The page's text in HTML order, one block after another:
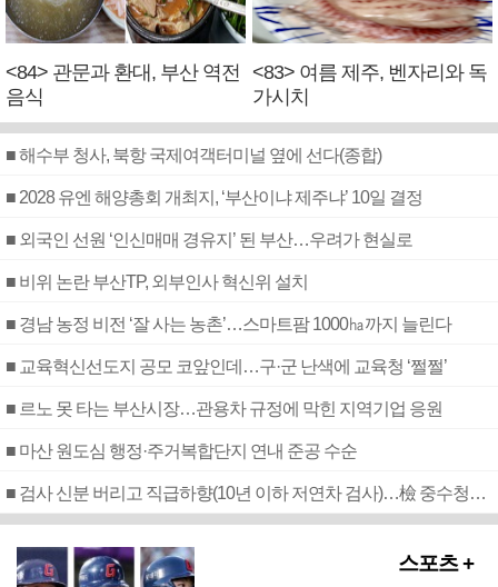
<84> 관문과 환대, 부산 역전
음식
<83> 여름 제주, 벤자리와 독
가시치
■ 해수부 청사, 북항 국제여객터미널 옆에 선다(종합)
■ 2028 유엔 해양총회 개최지, ‘부산이냐 제주냐’ 10일 결정
■ 외국인 선원 ‘인신매매 경유지’ 된 부산…우려가 현실로
■ 비위 논란 부산TP, 외부인사 혁신위 설치
■ 경남 농정 비전 ‘잘 사는 농촌’…스마트팜 1000㏊까지 늘린다
■ 교육혁신선도지 공모 코앞인데…구·군 난색에 교육청 ‘쩔쩔’
■ 르노 못 타는 부산시장…관용차 규정에 막힌 지역기업 응원
■ 마산 원도심 행정·주거복합단지 연내 준공 수순
■ 검사 신분 버리고 직급하향(10년 이하 저연차 검사)…檢 중수청행 기피
스포츠 +